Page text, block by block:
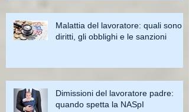
Malattia del lavoratore: quali sono i
diritti, gli obblighi e le sanzioni
Dimissioni del lavoratore padre:
quando spetta la NASpI